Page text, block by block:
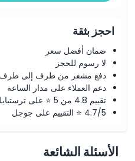
احجز بثقة
ضمان أفضل سعر
لا رسوم للحجز
دفع مشفر من طرف إلى طرف
دعم العملاء على مدار الساعة
تقييم 4.8 من 5 ⭐ على ترستبايلوت
4.7/5 ⭐ التقييم على جوجل
الأسئلة الشائعة